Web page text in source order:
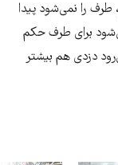
را نمی‌شود پیدا
برای طرف حکم
دزدی هم بیشتر